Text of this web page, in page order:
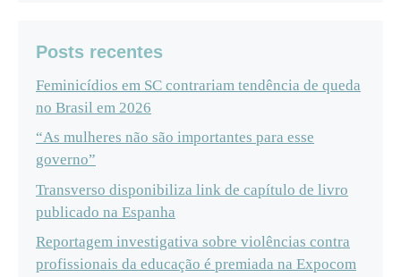
Posts recentes
Feminicídios em SC contrariam tendência de queda
no Brasil em 2026
“As mulheres não são importantes para esse
governo”
Transverso disponibiliza link de capítulo de livro
publicado na Espanha
Reportagem investigativa sobre violências contra
profissionais da educação é premiada na Expocom